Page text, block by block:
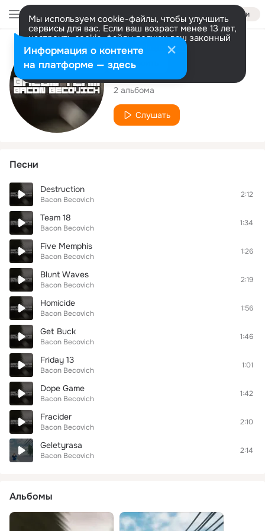
Войти
Мы используем cookie-файлы, чтобы улучшить
сервисы для вас. Если ваш возраст менее 13 лет,
настроить cookie-файлы должен ваш законный
представитель. Больше информации
Разрешить все Настроить
Исполнитель
Bacon Becovich
2 альбома
Слушать
Песни
Destruction
Bacon Becovich
2:12
Team 18
Bacon Becovich
1:34
Five Memphis
Bacon Becovich
1:26
Blunt Waves
Bacon Becovich
2:19
Homicide
Bacon Becovich
1:56
Get Buck
Bacon Becovich
1:46
Friday 13
Bacon Becovich
1:01
Dope Game
Bacon Becovich
1:42
Fracider
Bacon Becovich
2:10
Geletyrasa
Bacon Becovich
2:14
Альбомы
Информация о контенте
на платформе — здесь